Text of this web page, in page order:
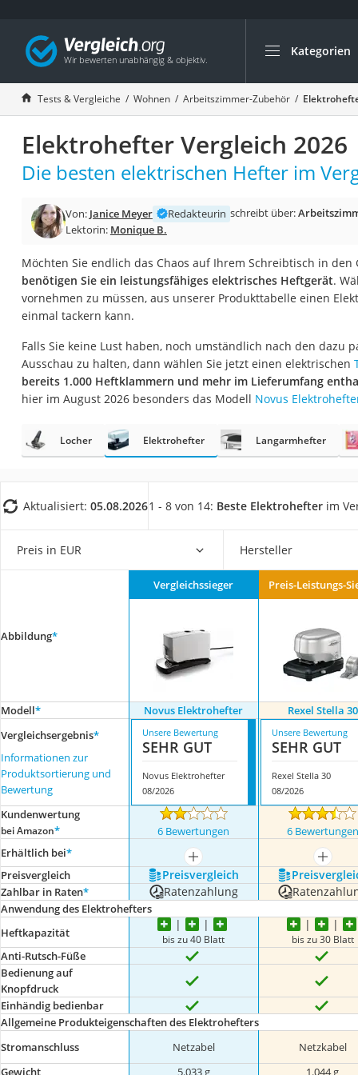
Kategorien
Die beliebtesten
Wohnen
Matratzen-Topper
Matratzen
Badlüfter
Bürohocker
Außenleuchte mit
Akku-Tischlampe
Klappmatratze
Aktenvernichter
Spannbettlaken
Duschpaneel
Matratze 90 x 200
Tests & Vergleiche Wohnen Arbeitszimmer-Zubehör
Elektrohefter Vergleich 2026
Die besten elektrischen Hefter im
Von: Janice Meyer Redakteurin schreibt über:
Lektorin: Monique B.
Möchten Sie endlich das Chaos auf Ihrem Schreibtisch in den
benötigen Sie ein leistungsfähiges elektrisches Heftgerät.
vornehmen zu müssen, aus unserer Produkttabelle einen
einmal tackern kann.
Falls Sie keine Lust haben, noch umständlich nach den dazu
Ausschau zu halten, dann wählen Sie jetzt einen elektrischen
bereits 1.000 Heftklammern und mehr im Lieferumfang
hier im August 2026 besonders das Modell Novus
Locher Elektrohefter Langarmhefter
Aktualisiert: 05.08.20261 - 8 von 14: Beste Elektrohefter im
Preis in EUR Hersteller
Abbildung*
Vergleichssieger Preis-Leistungs-
Modell* Novus Elektrohefter
Rexel Stella 30
Vergleichsergebnis*
Informationen zur
Produktsortierung und
Bewertung
Unsere Bewertung
SEHR GUT
Novus Elektrohefter
08/2026
Unsere Bewertung
SEHR GUT
Rexel Stella 30
08/2026
Kundenwertung
bei Amazon* 6 Bewertungen
6 Bewertungen
Erhältlich bei*
mehr anzeigen
mehr
Preis­vergleich
Preis­vergleich
Zahlbar in Raten* Ratenzahlung
Anwendung des Elektrohefters
Heftkapazität
bis zu 40 Blatt bis zu 30 Blatt
Anti-Rutsch-Füße
Bedienung auf
Knopfdruck
Einhändig bedienbar
Allgemeine Produkteigenschaften des Elektrohefters
Stromanschluss
Netzabel
Netzkabel
Gewicht
5.033 g 1.044 g